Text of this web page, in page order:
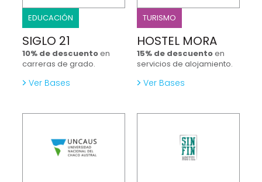
EDUCACIÓN
SIGLO 21
10% de descuentoen
carreras de grado.
Ver Bases
TURISMO
HOSTEL MORA
15% de descuentoen
servicios de alojamiento.
Ver Bases